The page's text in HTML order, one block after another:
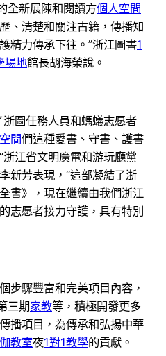
全新展陳和閱讀方個人空間
、清楚和關注古籍，傳播知
精力傳承下往。”浙江圖書1
場地館長胡海榮說。
圖任務人員和螞蟻志愿者
間們這種愛書、守書、護書
江省文明廣電和游玩廳黨
新芳表現，“這部凝結了浙
書》，現在繼續由我們浙江
志愿者接力守護，具有特別
步驟豐富和完美項目內容，
三期家教等，積極開發更多
傳播項目，為傳承和弘揚中華
教室夜1對1教學的貢獻。